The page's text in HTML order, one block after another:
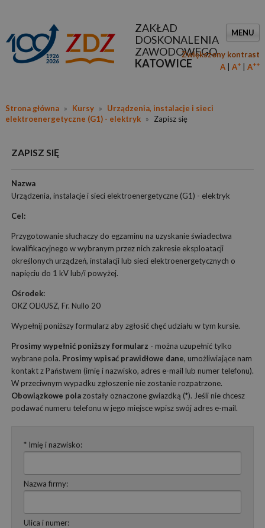
ZAKŁAD
DOSKONALENIA
ZAWODOWEGO
KATOWICE
MENU
Zwiększony kontrast
A
A+ A++
Strona główna » Kursy »
Urządzenia, instalacje i sieci
elektroenergetyczne (G1) - elektryk » Zapisz się
ZAPISZ SIĘ
Nazwa
Urządzenia, instalacje i sieci elektroenergetyczne (G1) - elektryk
Cel:
Przygotowanie słuchaczy do egzaminu na uzyskanie świadectwa
kwalifikacyjnego w wybranym przez nich zakresie eksploatacji
określonych urządzeń, instalacji lub sieci elektroenergetycznych o
napięciu do 1 kV lub/i powyżej.
Ośrodek:
OKZ OLKUSZ, Fr. Nullo 20
Wypełnij poniższy formularz aby zgłosić chęć udziału w tym kursie.
Prosimy wypełnić poniższy formularz - można uzupełnić tylko
wybrane pola. Prosimy wpisać prawidłowe dane, umożliwiające nam
kontakt z Państwem (imię i nazwisko, adres e-mail lub numer telefonu).
W przeciwnym wypadku zgłoszenie nie zostanie rozpatrzone.
Obowiązkowe polazostały oznaczone gwiazdką (*). Jeśli nie chcesz
podawać numeru telefonu w jego miejsce wpisz swój adres e-mail.
* Imię i nazwisko:
Nazwa firmy:
Ulica i numer: